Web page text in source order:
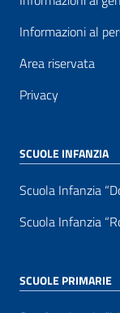
Informazioni al
Area riservata
Privacy
SCUOLE INFANZIA
Scuola Infanzia
Scuola Infanzia
SCUOLE PRIMARIE